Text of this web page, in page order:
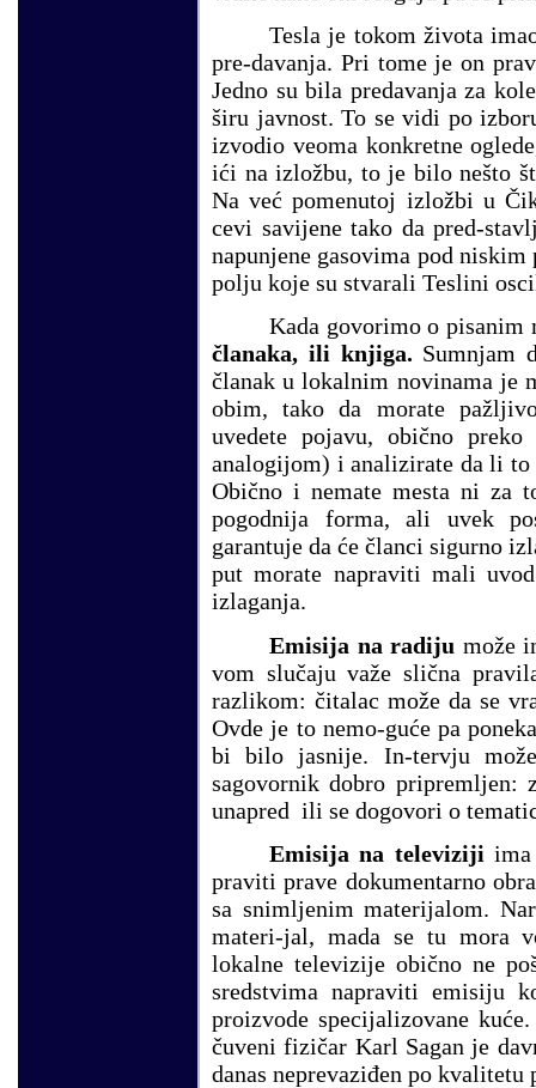
Tesla je tokom života
pre-davanja. Pri tome je on
Jedno su bila predavanja za
širu javnost. To se vidi po
izvodio veoma konkretne
ići na izložbu, to je bilo nešto
Na već pomenutoj izložbi u
cevi savijene tako da pred-
napunjene gasovima pod
polju koje su stvarali Teslini
Kada govorimo o
članaka, ili knjiga. Sumnjam
članak u lokalnim novinama je
obim, tako da morate
uvedete pojavu, obično
analogijom) i analizirate da li
Obično i nemate mesta ni za
pogodnija forma, ali uvek
garantuje da će članci sigurno
put morate napraviti mali
izlaganja.
Emisija na radiju može
vom slučaju važe slična
razlikom: čitalac može da se
Ovde je to nemo-guće pa
bi bilo jasnije. In-tervju
sagovornik dobro pripremljen:
unapred ili se dogovori o
Emisija na televiziji
praviti prave dokumentarno
sa snimljenim materijalom.
materi-jal, mada se tu mora
lokalne televizije obično ne
sredstvima napraviti emisiju
proizvode specijalizovane
čuveni fizičar Karl Sagan je
danas neprevaziđen po